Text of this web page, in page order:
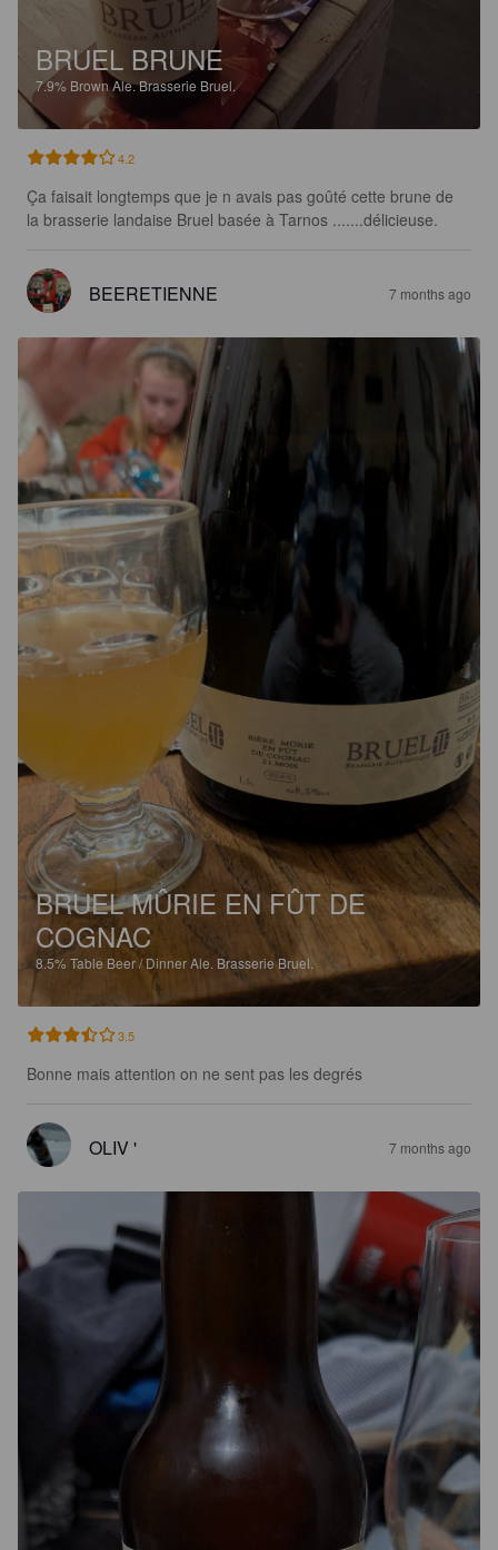
BRUEL BRUNE
7.9% Brown Ale.Brasserie Bruel.
4.2
Ça faisait longtemps que je n avais pas goûté cette brune de
la brasserie landaise Bruel basée à Tarnos .......délicieuse.
BEERETIENNE 7 months ago
BRUEL MÛRIE EN FÛT DE
COGNAC
8.5%Table Beer / Dinner Ale. Brasserie Bruel.
3.5
Bonne mais attention on ne sent pas les degrés
OLIV ' 7 months ago